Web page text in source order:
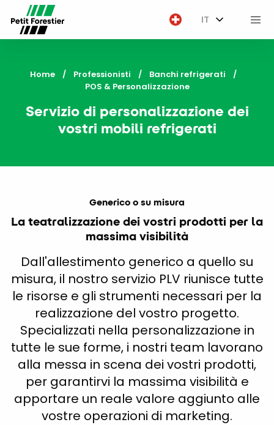
IT
Home Professionisti
Banchi refrigerati
Current:
POS & Personalizzazione
Servizio di personalizzazione dei
vostri mobili refrigerati
Generico o su misura
La teatralizzazione dei vostri prodotti per la
massima visibilità
Dall'allestimento generico a quello su
misura, il nostro servizio PLV riunisce tutte
le risorse e gli strumenti necessari per la
realizzazione del vostro progetto.
Specializzati nella personalizzazione in
tutte le sue forme, i nostri team lavorano
alla messa in scena dei vostri prodotti,
per garantirvi la massima visibilità e
apportare un reale valore aggiunto alle
vostre operazioni di marketing.